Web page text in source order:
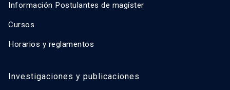
Información Postulantes de magíster
Cursos
Horarios y reglamentos
Investigaciones y publicaciones